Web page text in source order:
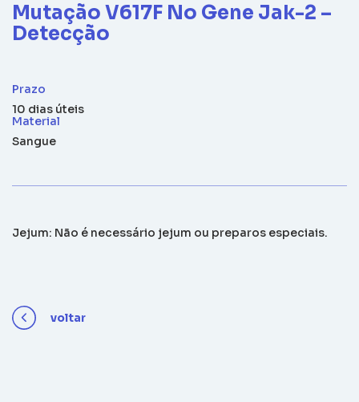
Mutação V617F No Gene Jak-2 –
Detecção
Prazo
10 dias úteis
Material
Sangue
Jejum: Não é necessário jejum ou preparos especiais.
voltar